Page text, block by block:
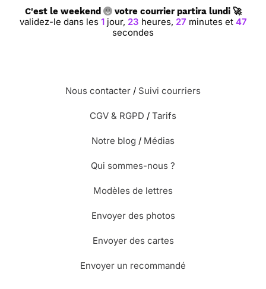
C'est le weekend votre courrier partira lundi 🚀
validez-le dans les 1jour, 23 heures, 27 minutes et 46
secondes
Nous contacter / Suivi courriers
CGV & RGPD / Tarifs
Notre blog / Médias
Qui sommes-nous ?
Modèles de lettres
Envoyer des photos
Envoyer des cartes
Envoyer un recommandé